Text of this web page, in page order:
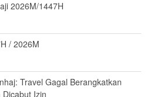
2026M/1447H
/ 2026M
Travel Gagal Berangkatkan
Izin